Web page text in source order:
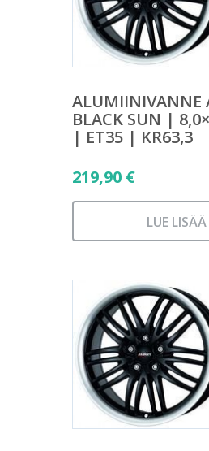
ALUMIINIVANNE
BLACK SUN |
| ET35 | KR63,3
219,90 €
LUE